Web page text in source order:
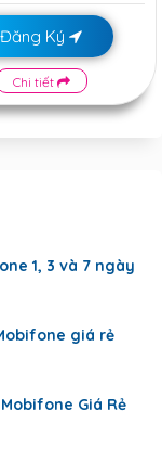
Đăng Ký
Chi tiết
1, 3 và 7 ngày
giá rẻ
Giá Rẻ